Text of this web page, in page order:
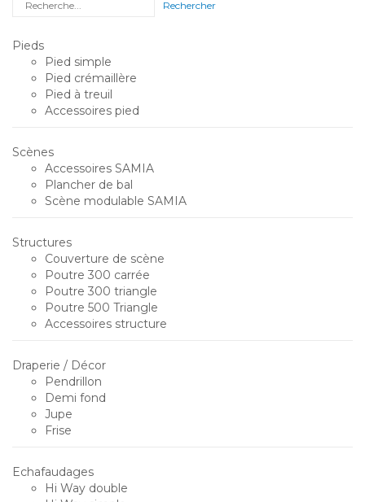
Pieds
Pied simple
Pied crémaillère
Pied à treuil
Accessoires pied
Scènes
Accessoires SAMIA
Plancher de bal
Scène modulable SAMIA
Structures
Couverture de scène
Poutre 300 carrée
Poutre 300 triangle
Poutre 500 Triangle
Accessoires structure
Draperie / Décor
Pendrillon
Demi fond
Jupe
Frise
Echafaudages
Hi Way double